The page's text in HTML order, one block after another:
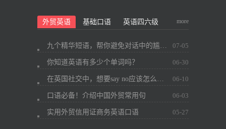
外贸英语 基础口语 英语四六级 more
07-05
你知道英语有多少个单词吗？ 06-30
06-10
口语必备！介绍中国外贸常用句 06-03
实用外贸信用证商务英语口语 05-27